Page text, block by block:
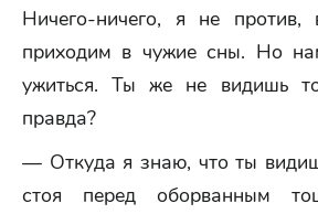
Ничего-ничего, я не
приходим в чужие сны. Но
ужиться. Ты же не видишь
правда?
— Откуда я знаю, что ты
стоя перед оборванным